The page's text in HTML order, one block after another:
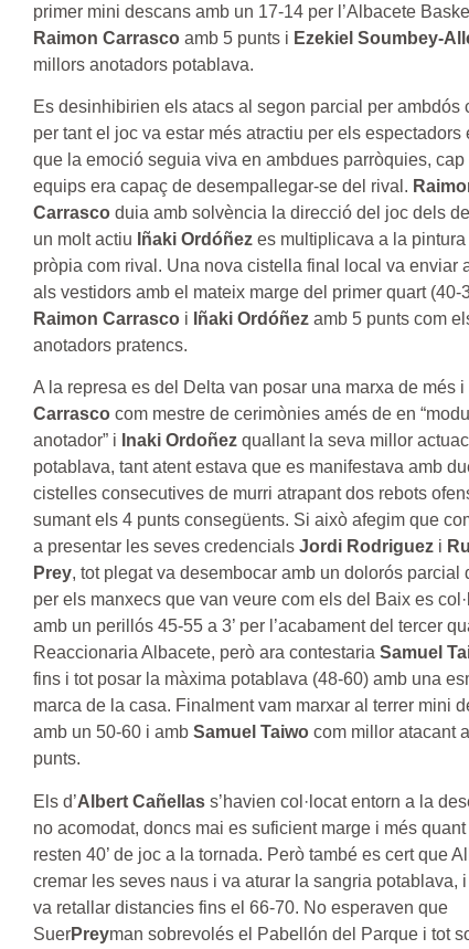
primer mini descans amb un 17-14 per l’Albacete
Raimon Carrasco amb 5 punts i Ezekiel Soumbey-
millors anotadors potablava.
Es desinhibirien els atacs al segon parcial per ambdós
per tant el joc va estar més atractiu per els espectadors
que la emoció seguia viva en ambdues parròquies,
equips era capaç de desempallegar-se del rival.
Carrasco duia amb solvència la direcció del joc dels
un molt actiu Iñaki Ordóñez es multiplicava a la pintura
pròpia com rival. Una nova cistella final local va enviar
als vestidors amb el mateix marge del primer quart (40-
Raimon Carrasco i Iñaki Ordóñez amb 5 punts com
anotadors pratencs.
A la represa es del Delta van posar una marxa de més i
Carrasco com mestre de cerimònies amés de en
anotador” i Inaki Ordoñez quallant la seva millor
potablava, tant atent estava que es manifestava amb
cistelles consecutives de murri atrapant dos rebots
sumant els 4 punts consegüents. Si això afegim que
a presentar les seves credencials Jordi Rodriguez i
Prey, tot plegat va desembocar amb un dolorós parcial
per els manxecs que van veure com els del Baix es
amb un perillós 45-55 a 3’ per l’acabament del tercer
Reaccionaria Albacete, però ara contestaria Samuel
fins i tot posar la màxima potablava (48-60) amb una
marca de la casa. Finalment vam marxar al terrer mini
amb un 50-60 i amb Samuel Taiwo com millor atacant
punts.
Els d’Albert Cañellas s’havien col·locat entorn a la
no acomodat, doncs mai es suficient marge i més
resten 40’ de joc a la tornada. Però també es cert que
cremar les seves naus i va aturar la sangria potablava, i
va retallar distancies fins el 66-70. No esperaven que
SuerPreyman sobrevolés el Pabellón del Parque i tot